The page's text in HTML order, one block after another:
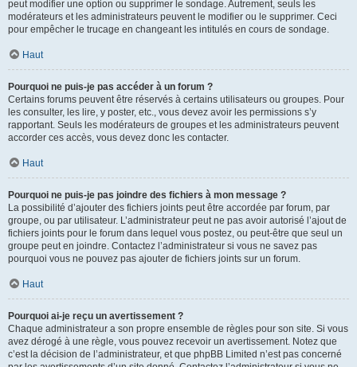
peut modifier une option ou supprimer le sondage. Autrement, seuls les
modérateurs et les administrateurs peuvent le modifier ou le supprimer. Ceci
pour empêcher le trucage en changeant les intitulés en cours de sondage.
Haut
Pourquoi ne puis-je pas accéder à un forum ?
Certains forums peuvent être réservés à certains utilisateurs ou groupes. Pour
les consulter, les lire, y poster, etc., vous devez avoir les permissions s’y
rapportant. Seuls les modérateurs de groupes et les administrateurs peuvent
accorder ces accès, vous devez donc les contacter.
Haut
Pourquoi ne puis-je pas joindre des fichiers à mon message ?
La possibilité d’ajouter des fichiers joints peut être accordée par forum, par
groupe, ou par utilisateur. L’administrateur peut ne pas avoir autorisé l’ajout de
fichiers joints pour le forum dans lequel vous postez, ou peut-être que seul un
groupe peut en joindre. Contactez l’administrateur si vous ne savez pas
pourquoi vous ne pouvez pas ajouter de fichiers joints sur un forum.
Haut
Pourquoi ai-je reçu un avertissement ?
Chaque administrateur a son propre ensemble de règles pour son site. Si vous
avez dérogé à une règle, vous pouvez recevoir un avertissement. Notez que
c’est la décision de l’administrateur, et que phpBB Limited n’est pas concerné